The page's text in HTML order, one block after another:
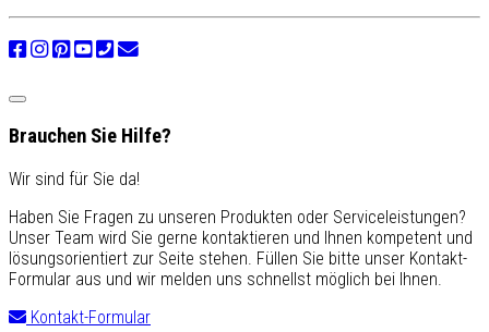
Brauchen Sie Hilfe?
Wir sind für Sie da!
Haben Sie Fragen zu unseren Produkten oder Serviceleistungen?
Unser Team wird Sie gerne kontaktieren und Ihnen kompetent und
lösungsorientiert zur Seite stehen. Füllen Sie bitte unser Kontakt-
Formular aus und wir melden uns schnellst möglich bei Ihnen.
Kontakt-Formular